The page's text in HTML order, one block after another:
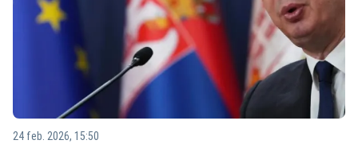
24 feb. 2026, 15:50